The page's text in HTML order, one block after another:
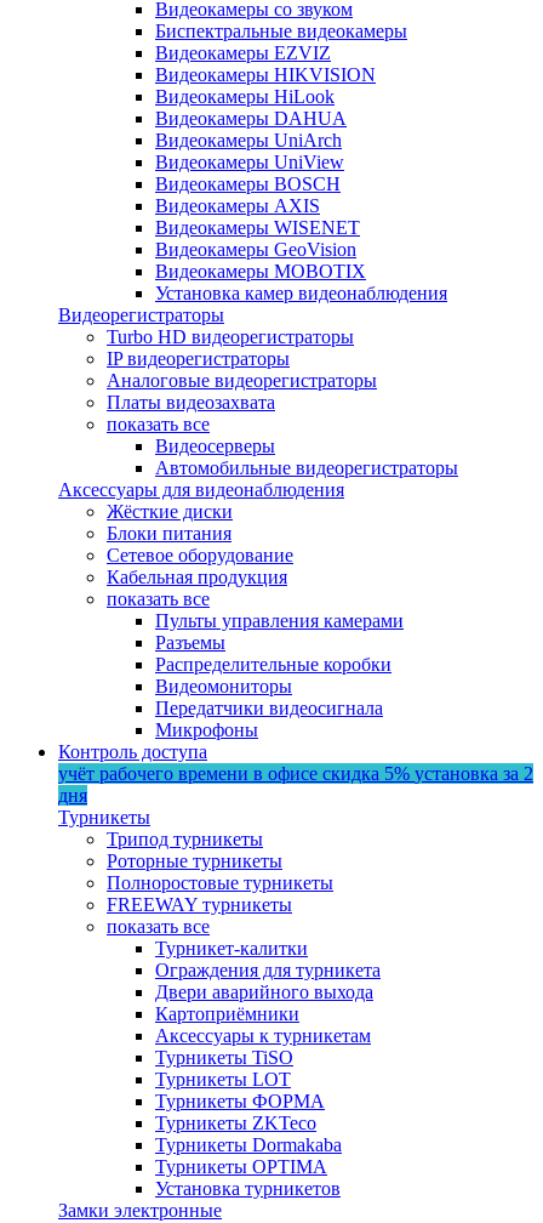
Видеокамеры со звуком
Биспектральные видеокамеры
Видеокамеры EZVIZ
Видеокамеры HIKVISION
Видеокамеры HiLook
Видеокамеры DAHUA
Видеокамеры UniArch
Видеокамеры UniView
Видеокамеры BOSCH
Видеокамеры AXIS
Видеокамеры WISENET
Видеокамеры GeoVision
Видеокамеры MOBOTIX
Установка камер видеонаблюдения
Видеорегистраторы
Turbo HD видеорегистраторы
IP видеорегистраторы
Аналоговые видеорегистраторы
Платы видеозахвата
показать все
Видеосерверы
Автомобильные видеорегистраторы
Аксессуары для видеонаблюдения
Жёсткие диски
Блоки питания
Сетевое оборудование
Кабельная продукция
показать все
Пульты управления камерами
Разъемы
Распределительные коробки
Видеомониторы
Передатчики видеосигнала
Микрофоны
Контроль доступа
учёт рабочего времени в офисе скидка 5% установка за 2
дня
Турникеты
Трипод турникеты
Роторные турникеты
Полноростовые турникеты
FREEWAY турникеты
показать все
Турникет-калитки
Ограждения для турникета
Двери аварийного выхода
Картоприёмники
Аксессуары к турникетам
Турникеты TiSO
Турникеты LOT
Турникеты ФОРМА
Турникеты ZKTeco
Турникеты Dormakaba
Турникеты OPTIMA
Установка турникетов
Замки электронные